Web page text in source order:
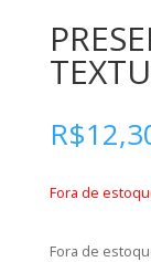
R$
Fora de
Fora de